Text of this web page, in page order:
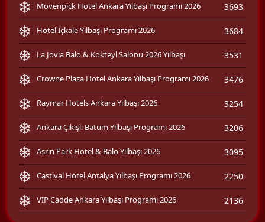
Mövenpick Hotel Ankara Yılbaşı Programı 2026 3693
Hotel İçkale Yılbaşı Programı 2026 3684
La Jovia Balo & Kokteyl Salonu 2026 Yılbaşı 3531
Crowne Plaza Hotel Ankara Yılbaşı Programı 2026 3476
Raymar Hotels Ankara Yılbaşı 2026 3254
Ankara Çıkışlı Batum Yılbaşı Programı 2026 3206
Asrın Park Hotel & Balo Yılbaşı 2026 3095
Castival Hotel Antalya Yılbaşı Programı 2026 2250
VIP Cadde Ankara Yılbaşı Programı 2026 2136